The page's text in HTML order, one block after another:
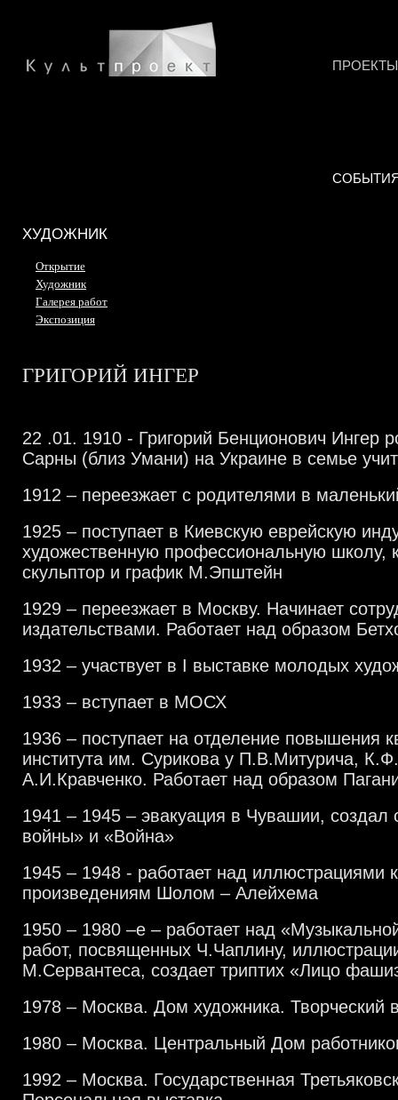
ПРОЕКТЫ
ХУДОЖНИК
Открытие
Художник
Галерея работ
Экспозиция
ГРИГОРИЙ ИНГЕР
22 .01. 1910 - Григорий Бенционович Ингер
Сарны (близ Умани) на Украине в семье
1912 – переезжает с родителями в
1925 – поступает в Киевскую еврейскую
художественную профессиональную школу,
скульптор и график М.Эпштейн
1929 – переезжает в Москву. Начинает
издательствами. Работает над образом
1932 – участвует в I выставке молодых
1933 – вступает в МОСХ
1936 – поступает на отделение повышения
института им. Сурикова у П.В.Митурича,
А.И.Кравченко. Работает над образом
1941 – 1945 – эвакуация в Чувашии, создал
войны» и «Война»
1945 – 1948 - работает над иллюстрациями
произведениям Шолом – Алейхема
1950 – 1980 –е – работает над
работ, посвященных Ч.Чаплину,
М.Сервантеса, создает триптих «Лицо
1978 – Москва. Дом художника. Творческий
1980 – Москва. Центральный Дом
1992 – Москва. Государственная